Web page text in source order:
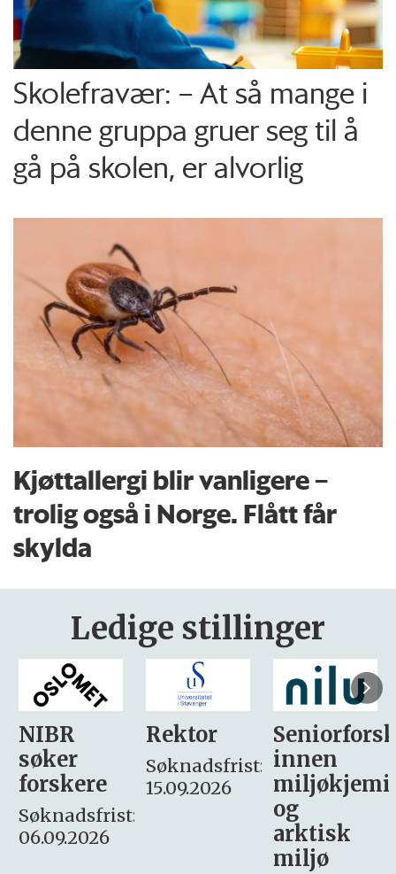
Skolefravær: – At så mange i
denne gruppa gruer seg til å
gå på skolen, er alvorlig
Kjøttallergi blir vanligere –
trolig også i Norge. Flått får
skylda
Ledige stillinger
Rektor
Søknadsfrist:
15.09.2026
Seniorforsker
innen
miljøkjemi
søker
– fast
Søknadsfrist:
16. august.